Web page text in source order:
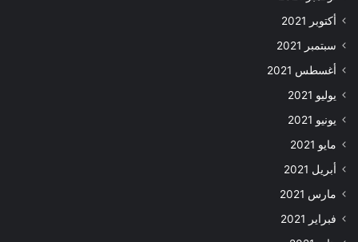
أكتوبر 2021
سبتمبر 2021
أغسطس 2021
يوليو 2021
يونيو 2021
مايو 2021
أبريل 2021
مارس 2021
فبراير 2021